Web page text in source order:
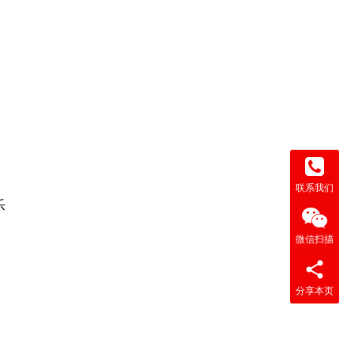
联系我们
微信扫描
分享本页